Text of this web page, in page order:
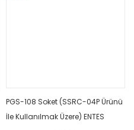
PGS-108 Soket (SSRC-04P Ürünü
İle Kullanılmak Üzere) ENTES